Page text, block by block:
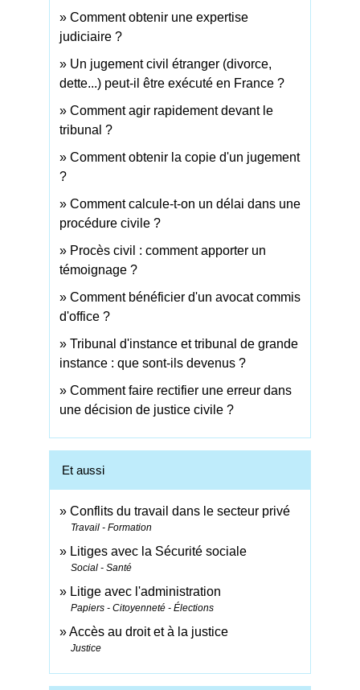
Comment obtenir une expertise
judiciaire ?
Un jugement civil étranger (divorce,
dette...) peut-il être exécuté en France ?
Comment agir rapidement devant le
tribunal ?
Comment obtenir la copie d'un jugement
?
Comment calcule-t-on un délai dans une
procédure civile ?
Procès civil : comment apporter un
témoignage ?
Comment bénéficier d'un avocat commis
d'office ?
Tribunal d'instance et tribunal de grande
instance : que sont-ils devenus ?
Comment faire rectifier une erreur dans
une décision de justice civile ?
Et aussi
Conflits du travail dans le secteur privé
Travail - Formation
Litiges avec la Sécurité sociale
Social - Santé
Litige avec l'administration
Papiers - Citoyenneté - Élections
Accès au droit et à la justice
Justice